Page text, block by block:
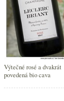
Výtečné rosé a dvakrát
povedená bio cava